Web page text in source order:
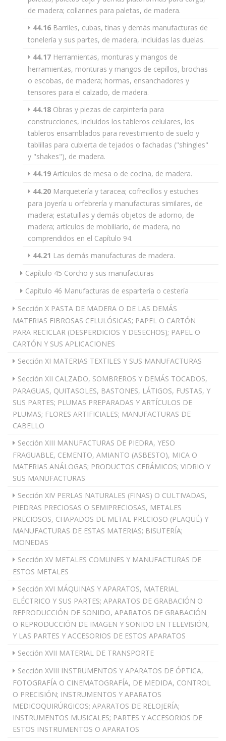
de madera; collarines para paletas, de madera.
44.16 Barriles, cubas, tinas y demás manufacturas de
tonelería y sus partes, de madera, incluidas las duelas.
44.17 Herramientas, monturas y mangos de
herramientas, monturas y mangos de cepillos, brochas
o escobas, de madera; hormas, ensanchadores y
tensores para el calzado, de madera.
44.18 Obras y piezas de carpintería para
construcciones, incluidos los tableros celulares, los
tableros ensamblados para revestimiento de suelo y
tablillas para cubierta de tejados o fachadas ("shingles"
y "shakes"), de madera.
44.19 Artículos de mesa o de cocina, de madera.
44.20 Marquetería y taracea; cofrecillos y estuches
para joyería u orfebrería y manufacturas similares, de
madera; estatuillas y demás objetos de adorno, de
madera; artículos de mobiliario, de madera, no
comprendidos en el Capítulo 94.
44.21 Las demás manufacturas de madera.
Capítulo 45 Corcho y sus manufacturas
Capítulo 46 Manufacturas de espartería o cestería
Sección X PASTA DE MADERA O DE LAS DEMÁS
MATERIAS FIBROSAS CELULÓSICAS; PAPEL O CARTÓN
PARA RECICLAR (DESPERDICIOS Y DESECHOS); PAPEL O
CARTÓN Y SUS APLICACIONES
Sección XI MATERIAS TEXTILES Y SUS MANUFACTURAS
Sección XII CALZADO, SOMBREROS Y DEMÁS TOCADOS,
PARAGUAS, QUITASOLES, BASTONES, LÁTIGOS, FUSTAS, Y
SUS PARTES; PLUMAS PREPARADAS Y ARTÍCULOS DE
PLUMAS; FLORES ARTIFICIALES; MANUFACTURAS DE
CABELLO
Sección XIII MANUFACTURAS DE PIEDRA, YESO
FRAGUABLE, CEMENTO, AMIANTO (ASBESTO), MICA O
MATERIAS ANÁLOGAS; PRODUCTOS CERÁMICOS; VIDRIO Y
SUS MANUFACTURAS
Sección XIV PERLAS NATURALES (FINAS) O CULTIVADAS,
PIEDRAS PRECIOSAS O SEMIPRECIOSAS, METALES
PRECIOSOS, CHAPADOS DE METAL PRECIOSO (PLAQUÉ) Y
MANUFACTURAS DE ESTAS MATERIAS; BISUTERÍA;
MONEDAS
Sección XV METALES COMUNES Y MANUFACTURAS DE
ESTOS METALES
Sección XVI MÁQUINAS Y APARATOS, MATERIAL
ELÉCTRICO Y SUS PARTES; APARATOS DE GRABACIÓN O
REPRODUCCIÓN DE SONIDO, APARATOS DE GRABACIÓN
O REPRODUCCIÓN DE IMAGEN Y SONIDO EN TELEVISIÓN,
Y LAS PARTES Y ACCESORIOS DE ESTOS APARATOS
Sección XVII MATERIAL DE TRANSPORTE
Sección XVIII INSTRUMENTOS Y APARATOS DE ÓPTICA,
FOTOGRAFÍA O CINEMATOGRAFÍA, DE MEDIDA, CONTROL
O PRECISIÓN; INSTRUMENTOS Y APARATOS
MEDICOQUIRÚRGICOS; APARATOS DE RELOJERÍA;
INSTRUMENTOS MUSICALES; PARTES Y ACCESORIOS DE
ESTOS INSTRUMENTOS O APARATOS